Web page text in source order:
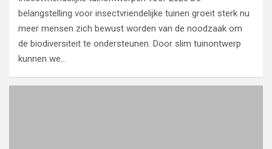
belangstelling voor insectvriendelijke tuinen groeit sterk nu
meer mensen zich bewust worden van de noodzaak om
de biodiversiteit te ondersteunen. Door slim tuinontwerp
kunnen we…